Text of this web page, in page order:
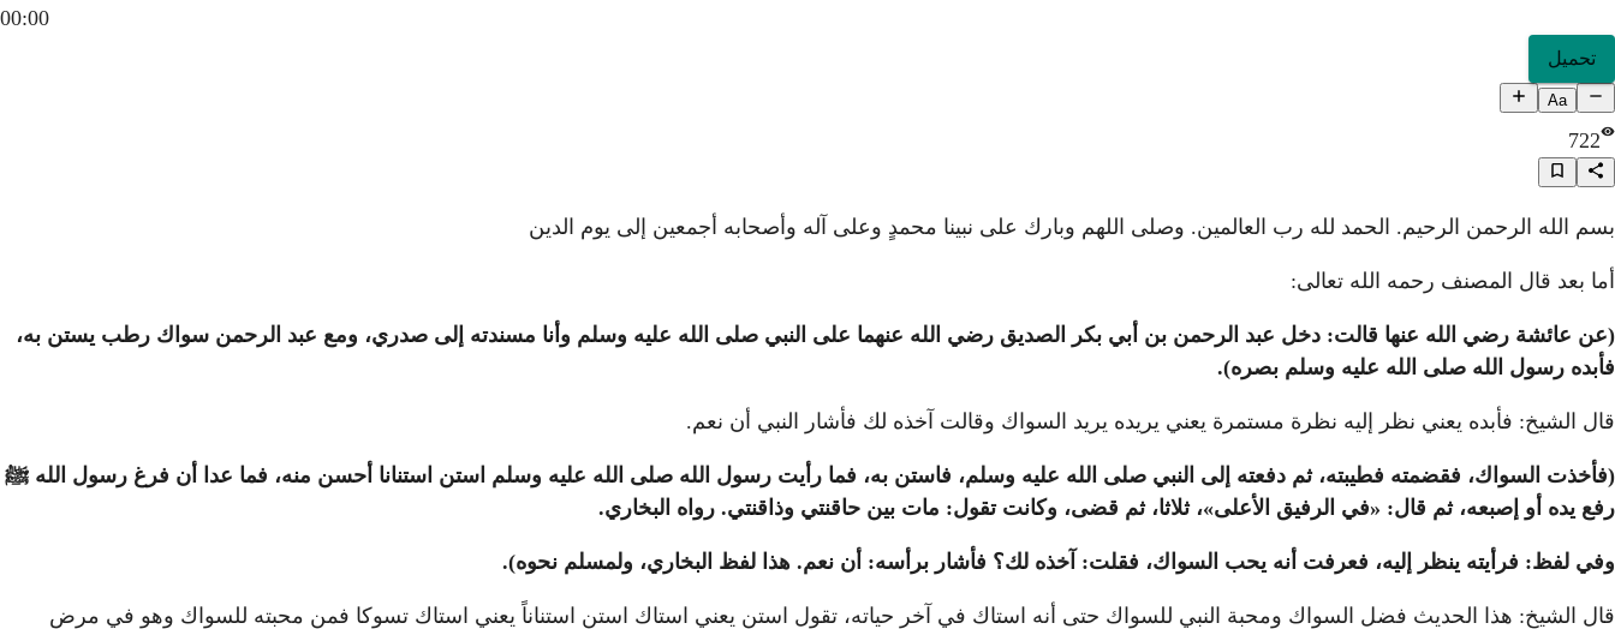
00:00
تحميل
Aa
722
بسم الله الرحمن الرحيم. الحمد لله رب العالمين. وصلى اللهم وبارك على نبينا محمدٍ وعلى آله وأصحابه أجمعين إلى يوم الدين
أما بعد قال المصنف رحمه الله تعالى:
(عن عائشة رضي الله عنها قالت: دخل عبد الرحمن بن أبي بكر الصديق رضي الله عنهما على النبي صلى الله عليه وسلم وأنا مسندته إلى صدري، ومع عبد الرحمن سواك رطب يستن به،
فأبده رسول الله صلى الله عليه وسلم بصره).
قال الشيخ: فأبده يعني نظر إليه نظرة مستمرة يعني يريده يريد السواك وقالت آخذه لك فأشار النبي أن نعم.
(فأخذت السواك، فقضمته فطيبته، ثم دفعته إلى النبي صلى الله عليه وسلم، فاستن به، فما رأيت رسول الله صلى الله عليه وسلم استن استنانا أحسن منه، فما عدا أن فرغ رسول الله ﷺ
رفع يده أو إصبعه، ثم قال: «في الرفيق الأعلى»، ثلاثا، ثم قضى، وكانت تقول: مات بين حاقنتي وذاقنتي. رواه البخاري.
وفي لفظ: فرأيته ينظر إليه، فعرفت أنه يحب السواك، فقلت: آخذه لك؟ فأشار برأسه: أن نعم. هذا لفظ البخاري، ولمسلم نحوه).
قال الشيخ: هذا الحديث فضل السواك ومحبة النبي للسواك حتى أنه استاك في آخر حياته، تقول استن يعني استاك استن استناناً يعني استاك تسوكا فمن محبته للسواك وهو في مرض